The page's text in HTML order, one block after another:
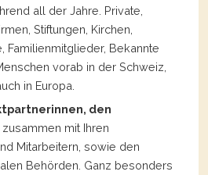
all der Jahre. Private,
Stiftungen, Kirchen,
Familienmitglieder, Bekannte
vorab in der Schweiz,
in Europa.
den
zusammen mit Ihren
Mitarbeitern, sowie den
Behörden. Ganz besonders